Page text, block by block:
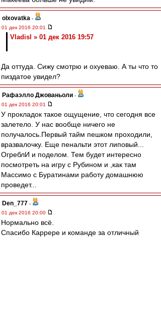
olxovatka -
01 дек 2016 20:01
Vladisl » 01 дек 2016 19:57
Да оттуда. Сижу смотрю и охуеваю. А ты что то
пиздатое увидел?
Рафаэлло Джованьоли -
01 дек 2016 20:01
У прокладок такое ощущение, что сегодня все
залетело. У нас вообще ничего не
получалось.Первый тайм пешком проходили,
вразвалочку. Еще пенальти этот липовый...
ОгреблИ и поделом. Тем будет интересно
посмотреть на игру с Рубином и ,как там
Массимо с Буратинами работу домашнюю
проведет...
Den_777 -
01 дек 2016 20:00
Нормально всё.
Спасибо Каррере и команде за отличный